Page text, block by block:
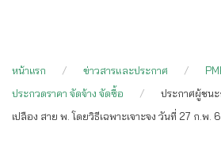
หน้าแรก ข่าวสารและประกาศ
ประกวดราคา จัดจ้าง จัดซื้อ
ประกาศผู้ชนะ
เปลือง สาย พ. โดยวิธีเฉพาะเจาะจง วันที่ 27 ก.พ.